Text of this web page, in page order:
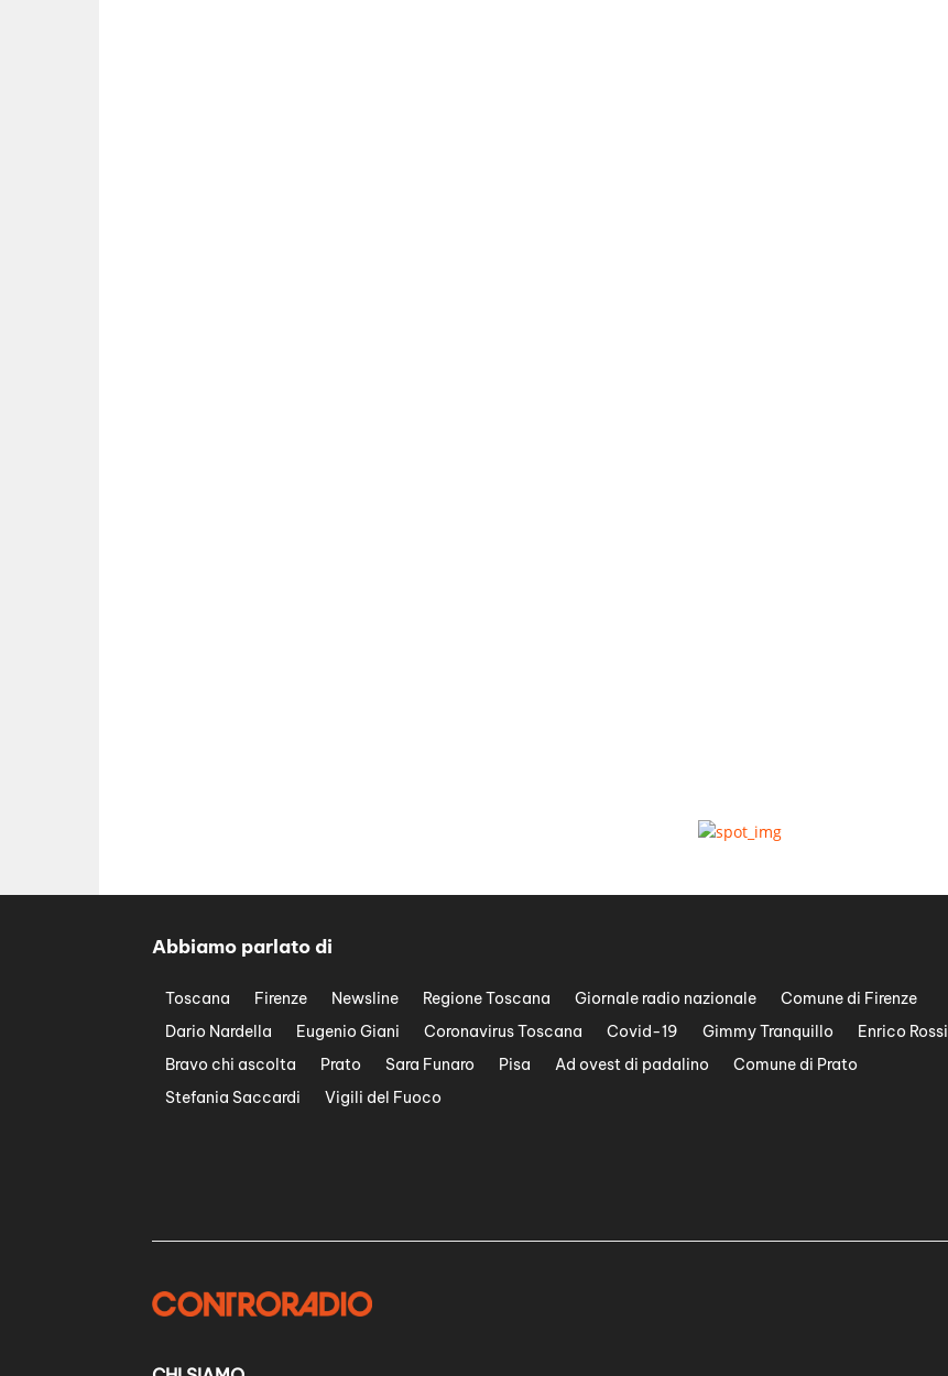
Abbiamo parlato di
Toscana Firenze Newsline Regione Toscana Giornale radio nazionale
Comune di Firenze
Dario Nardella
Eugenio Giani Coronavirus Toscana Covid-19 Gimmy Tranquillo
Enrico Rossi
Bravo chi ascolta
Prato Sara Funaro Pisa Ad ovest di padalino
Comune di Prato
Stefania Saccardi
Vigili del Fuoco